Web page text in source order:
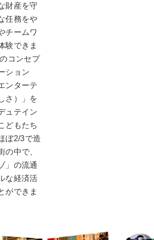
財産を守
任務をや
チームワ
験できま
コンセプ
ション
ンターテ
さ）」を
ュテイン
どもたち
ぼ2/3で造
の中で、
」の流通
な経済活
ができま